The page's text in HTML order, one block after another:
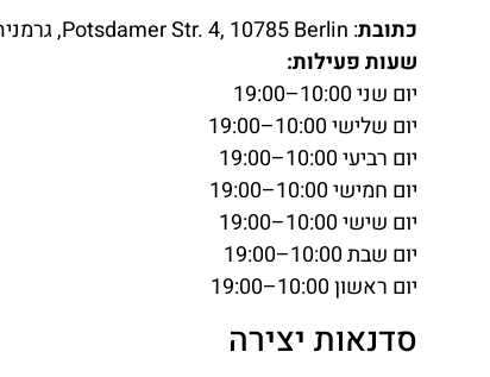
כתובת: Potsdamer Str. 4, 10785 Berlin, גרמניה
שעות פעילות:
יום שני 10:00–19:00
יום שלישי 10:00–19:00
יום רביעי 10:00–19:00
יום חמישי 10:00–19:00
יום שישי 10:00–19:00
יום שבת 10:00–19:00
יום ראשון 10:00–19:00
סדנאות יצירה